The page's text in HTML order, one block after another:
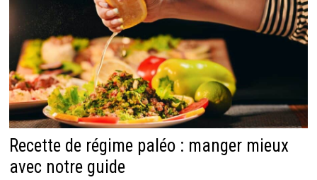
Recette de régime paléo : manger mieux
avec notre guide